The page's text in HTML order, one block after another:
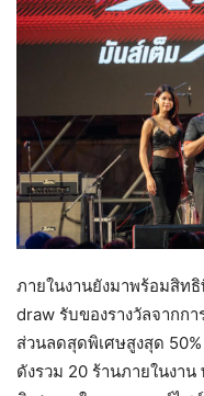
ภายในงานยังมาพร้อมสิท
draw รับของรางวัลจากก
ส่วนลดสุดพิเศษสูงสุด
ดังรวม 20 ร้านภายในงา